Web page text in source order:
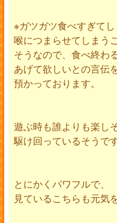
※ガツガツ食べすぎてし
喉につまらせてしまう
そうなので、食べ終わ
あげて欲しいとの言伝
預かっております。
遊ぶ時も誰よりも楽し
駆け回っているそうで
とにかくパワフルで、
見ているこちらも元気